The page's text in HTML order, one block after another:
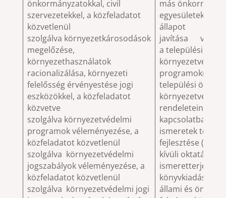
önkormányzatokkal, civil
szervezetekkel, a közfeladatot
közvetlenül
szolgálva környezetkárosodások
megelőzése,
környezethasználatok
racionalizálása, környezeti
felelősség érvényestése jogi
eszközökkel, a közfeladatot
közvetve
szolgálva környezetvédelmi
programok véleményezése, a
közfeladatot közvetlenül
szolgálva környezetvédelmi
jogszabályok véleményezése, a
közfeladatot közvetlenül
szolgálva környezetvédelmi jogi
más
egyesületekkel a
állapot
javítása
a települési
programokról
települési
rendeleteinek
kapcsolatban a
ismeretek
fejlesztése
kívüli oktatás és
könyvkiadás)
állami és